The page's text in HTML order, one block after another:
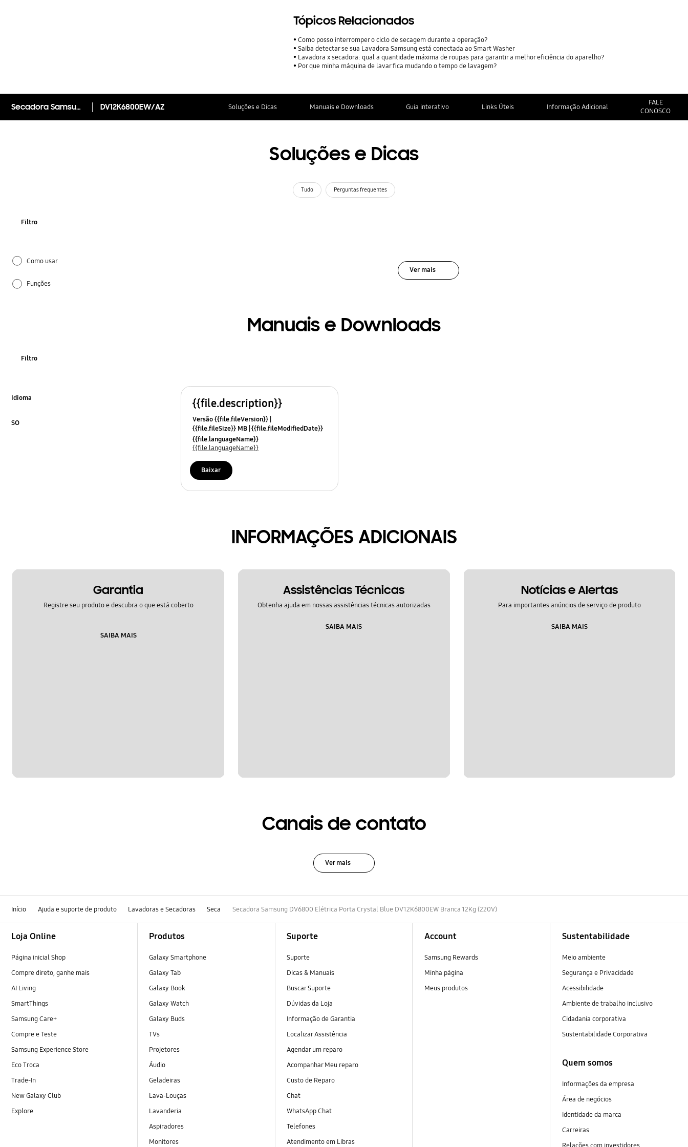
Tópicos Relacionados
Como posso interromper o ciclo de secagem durante a operação?
Saiba detectar se sua Lavadora Samsung está conectada ao Smart Washer
Lavadora x secadora: qual a quantidade máxima de roupas para garantir a melhor eficiência do aparelho?
Por que minha máquina de lavar fica mudando o tempo de lavagem?
Secadora Samsung DV6800 Elétrica Porta Crystal Blue DV12K6800EW Branca 12Kg (220V) DV12K6800EW/AZ Soluções e Dicas Manuais e Downloads Guia interativo Links Úteis Informação Adicional
FALE
CONOSCO
Soluções e Dicas
Tudo Perguntas frequentes
Filtro
Como usar
Funções
Ver mais
Manuais e Downloads
Filtro
Idioma
SO
{{file.description}}
Versão {{file.fileVersion}}
{{file.fileSize}} MB {{file.fileModifiedDate}}
{{file.osNames}}
{{file.languageName}}
{{file.languageName}}
Baixar
INFORMAÇÕES ADICIONAIS
Garantia
Registre seu produto e descubra o que está coberto
SAIBA MAIS
Assistências Técnicas
Obtenha ajuda em nossas assistências técnicas autorizadas
SAIBA MAIS
Notícias e Alertas
Para importantes anúncios de serviço de produto
SAIBA MAIS
Canais de contato
Ver mais
Início Ajuda e suporte de produto Lavadoras e Secadoras Seca Secadora Samsung DV6800 Elétrica Porta Crystal Blue DV12K6800EW Branca 12Kg (220V)
Loja Online
Página inicial Shop
Compre direto, ganhe mais
AI Living
SmartThings
Samsung Care+
Compre e Teste
Samsung Experience Store
Eco Troca
Trade-In
New Galaxy Club
Explore
Produtos
Galaxy Smartphone
Galaxy Tab
Galaxy Book
Galaxy Watch
Galaxy Buds
TVs
Projetores
Áudio
Geladeiras
Lava-Louças
Lavanderia
Aspiradores
Monitores
Suporte
Suporte
Dicas & Manuais
Buscar Suporte
Dúvidas da Loja
Informação de Garantia
Localizar Assistência
Agendar um reparo
Acompanhar Meu reparo
Custo de Reparo
Chat
WhatsApp Chat
Telefones
Atendimento em Libras
Account
Samsung Rewards
Minha página
Meus produtos
Sustentabilidade
Meio ambiente
Segurança e Privacidade
Acessibilidade
Ambiente de trabalho inclusivo
Cidadania corporativa
Sustentabilidade Corporativa
Quem somos
Informações da empresa
Área de negócios
Identidade da marca
Carreiras